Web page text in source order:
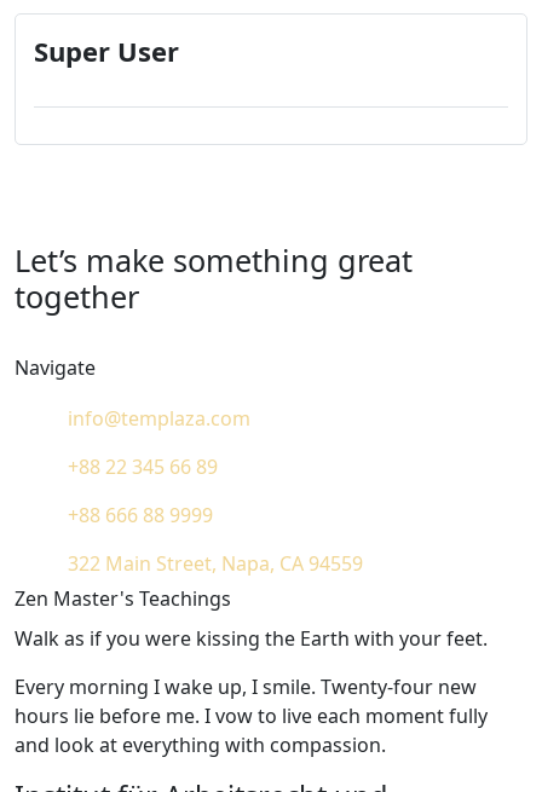
Super User
Let’s make something great
together
Navigate
info@templaza.com
+88 22 345 66 89
+88 666 88 9999
322 Main Street, Napa, CA 94559
Zen Master's Teachings
Walk as if you were kissing the Earth with your feet.
Every morning I wake up, I smile. Twenty-four new
hours lie before me. I vow to live each moment fully
and look at everything with compassion.